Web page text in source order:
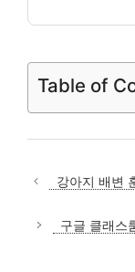
Table of
강아지 배변
구글 클래스